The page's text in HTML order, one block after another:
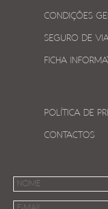
CONDIÇÕES
SEGURO DE
FICHA
POLÍTICA DE
CONTACTOS